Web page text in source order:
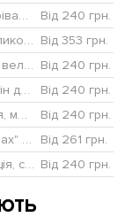
Жимолость "Індиго Джем" (ранній термін дозрівання, великоплідний, морозостійкий сорт)
Від 240 грн.
Жимолость 2-річна "Полунична сенсація" (великоплідний, ранній сорт) С1,5 Від 353 грн.
Жимолость "Синій банан" (високоурожайний, великоплідний сорт) Від 240 грн.
Жимолость "Блакитне Веретено" (ранній термін дозрівання, не урожається хворобами і шкідниками)
Від 240 грн.
Жимолость "Югана" (ранній термін дозрівання, морозостійкий сорт)
Від 240 грн.
Ексклюзив! Жимолость сизо-синювата "Міхрімах" (Mihrimah) (преміальний, великоплідний сорт)
Від 261 грн.
Жимолость "Серце гіганта" (Канадська селекція, середньоранній, великоплідний сорт) Від 240 грн.